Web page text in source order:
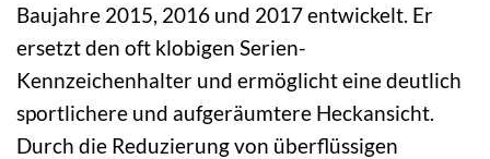
Baujahre 2015, 2016 und 2017 entwickelt. Er
ersetzt den oft klobigen Serien-
Kennzeichenhalter und ermöglicht eine deutlich
sportlichere und aufgeräumtere Heckansicht.
Durch die Reduzierung von überflüssigen